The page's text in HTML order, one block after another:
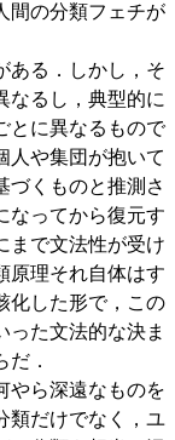
間の分類フェチが
ある．しかし，そ
なるし，典型的に
とに異なるもので
人や集団が抱いて
づくものと推測さ
なってから復元す
まで文法性が受け
原理それ自体はす
化した形で，この
った文法的な決ま
．
やら深遠なものを
類だけでなく，ユ